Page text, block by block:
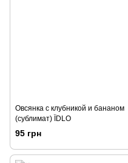
Овсянка с клубникой и бананом
(сублимат) ЇDLO
95 грн